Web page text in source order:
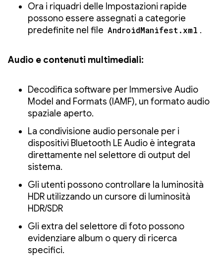
Ora i riquadri delle Impostazioni rapide
possono essere assegnati a categorie
predefinite nel file AndroidManifest.xml .
Audio e contenuti multimediali:
Decodifica software per Immersive Audio
Model and Formats (IAMF), un formato audio
spaziale aperto.
La condivisione audio personale per i
dispositivi Bluetooth LE Audio è integrata
direttamente nel selettore di output del
sistema.
Gli utenti possono controllare la luminosità
HDR utilizzando un cursore di luminosità
HDR/SDR
Gli extra del selettore di foto possono
evidenziare album o query di ricerca
specifici.